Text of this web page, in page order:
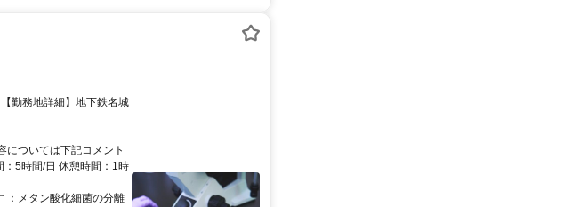
勤務地詳細】地下鉄名城
ついては下記コメント
5時間/日 休憩時間：1時
：メタン酸化細菌の分離